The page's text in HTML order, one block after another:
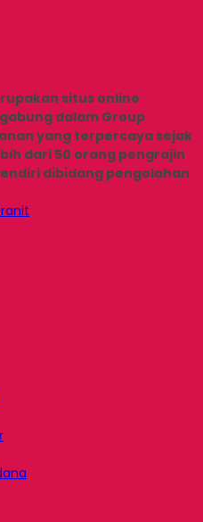
situs online
dalam Group
yang terpercaya sejak
dari 50 orang pengrajin
dibidang pengolahan